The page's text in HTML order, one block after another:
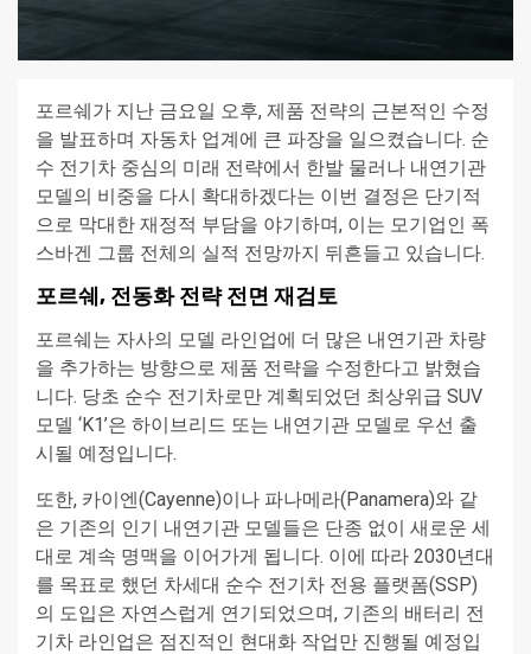
포르쉐가 지난 금요일 오후, 제품 전략의 근본적인 수정
을 발표하며 자동차 업계에 큰 파장을 일으켰습니다. 순
수 전기차 중심의 미래 전략에서 한발 물러나 내연기관
모델의 비중을 다시 확대하겠다는 이번 결정은 단기적
으로 막대한 재정적 부담을 야기하며, 이는 모기업인 폭
스바겐 그룹 전체의 실적 전망까지 뒤흔들고 있습니다.
포르쉐, 전동화 전략 전면 재검토
포르쉐는 자사의 모델 라인업에 더 많은 내연기관 차량
을 추가하는 방향으로 제품 전략을 수정한다고 밝혔습
니다. 당초 순수 전기차로만 계획되었던 최상위급 SUV
모델 ‘K1’은 하이브리드 또는 내연기관 모델로 우선 출
시될 예정입니다.
또한, 카이엔(Cayenne)이나 파나메라(Panamera)와 같
은 기존의 인기 내연기관 모델들은 단종 없이 새로운 세
대로 계속 명맥을 이어가게 됩니다. 이에 따라 2030년대
를 목표로 했던 차세대 순수 전기차 전용 플랫폼(SSP)
의 도입은 자연스럽게 연기되었으며, 기존의 배터리 전
기차 라인업은 점진적인 현대화 작업만 진행될 예정입